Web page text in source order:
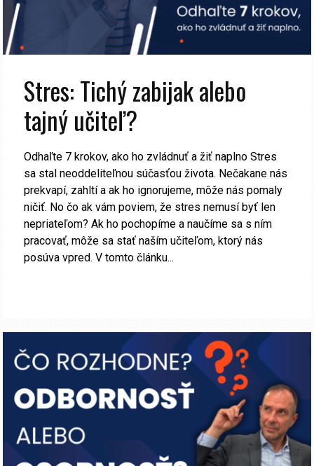
Stres: Tichý zabijak alebo
tajný učiteľ?
Odhaľte 7 krokov, ako ho zvládnuť a žiť naplno Stres
sa stal neoddeliteľnou súčasťou života. Nečakane nás
prekvapí, zahltí a ak ho ignorujeme, môže nás pomaly
ničiť. No čo ak vám poviem, že stres nemusí byť len
nepriateľom? Ak ho pochopíme a naučíme sa s ním
pracovať, môže sa stať naším učiteľom, ktorý nás
posúva vpred. V tomto článku...